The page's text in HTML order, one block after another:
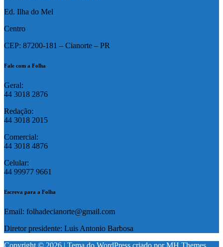
Ed. Ilha do Mel
Centro
CEP: 87200-181 – Cianorte – PR
Fale com a Folha
Geral:
44 3018 2876
Redação:
44 3018 2015
Comercial:
44 3018 4876
Celular:
44 99977 9661
Escreva para a Folha
Email: folhadecianorte@gmail.com
Diretor presidente: Luis Antonio Barbosa
Copyright © 2026 | Tema do WordPress criado porMH Themes